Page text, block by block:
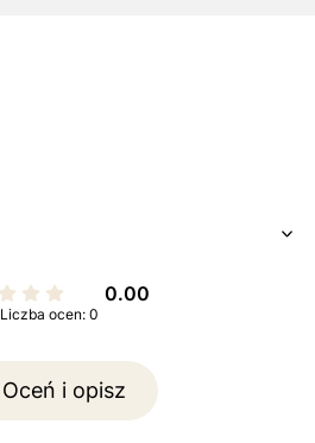
0.00
Liczba ocen: 0
Oceń i opisz